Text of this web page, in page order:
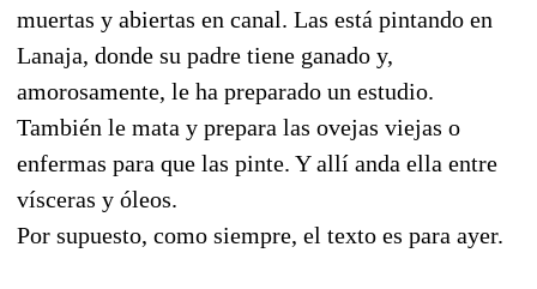
muertas y abiertas en canal. Las está pintando en
Lanaja, donde su padre tiene ganado y,
amorosamente, le ha preparado un estudio.
También le mata y prepara las ovejas viejas o
enfermas para que las pinte. Y allí anda ella entre
vísceras y óleos.
Por supuesto, como siempre, el texto es para ayer.